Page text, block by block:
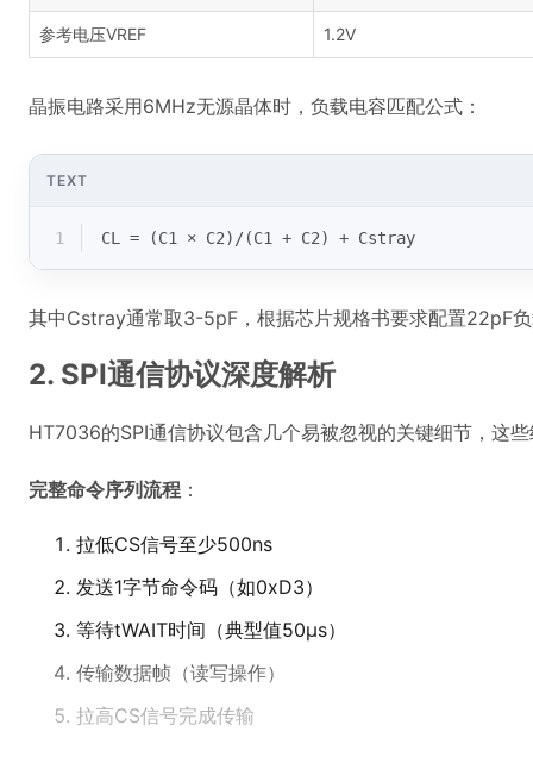
参考电压VREF 1.2V
晶振电路采用6MHz无源晶体时，负载电容匹配公式：
TEXT
1 CL = (C1 × C2)/(C1 + C2) + Cstray
其中Cstray通常取3-5pF，根据芯片规格书要求配置22pF
2. SPI通信协议深度解析
HT7036的SPI通信协议包含几个易被忽视的关键细节，这
完整命令序列流程 ：
拉低CS信号至少500ns
发送1字节命令码（如0xD3）
等待tWAIT时间（典型值50μs）
传输数据帧（读写操作）
拉高CS信号完成传输